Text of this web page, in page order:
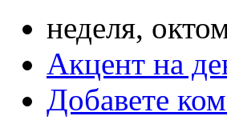
неделя,
Акцент на
Добавете